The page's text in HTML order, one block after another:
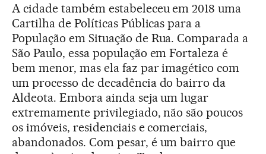
A cidade também estabeleceu em 2018 uma
Cartilha de Políticas Públicas para a
População em Situação de Rua. Comparada a
São Paulo, essa população em Fortaleza é
bem menor, mas ela faz par imagético com
um processo de decadência do bairro da
Aldeota. Embora ainda seja um lugar
extremamente privilegiado, não são poucos
os imóveis, residenciais e comerciais,
abandonados. Com pesar, é um bairro que